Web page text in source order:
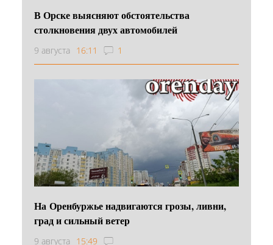
В Орске выясняют обстоятельства
столкновения двух автомобилей
9 августа 16:11 1
На Оренбуржье надвигаются грозы, ливни,
град и сильный ветер
9 августа 15:49